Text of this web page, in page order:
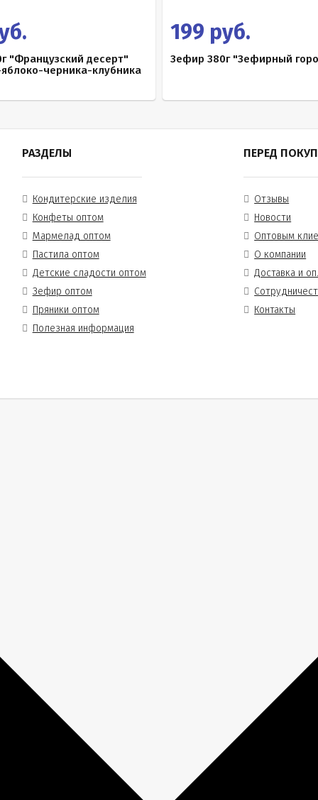
"Французский десерт"
черника-клубника
199 руб.
Зефир 380г "Зефирный
РАЗДЕЛЫ
Кондитерские изделия
Конфеты оптом
Мармелад оптом
Пастила оптом
Детские сладости оптом
Зефир оптом
Пряники оптом
Полезная информация
ПЕРЕД
Отзывы
Новости
Оптовым
О компании
Доставка и
Контакты